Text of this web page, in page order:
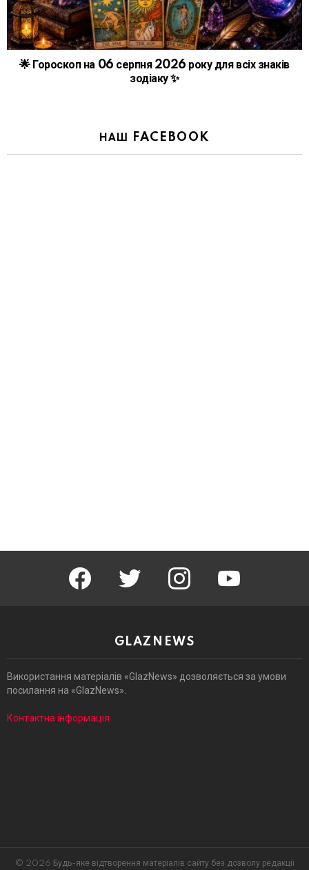
🌟 Гороскоп на 06 серпня 2026 року для всіх знаків
зодіаку ✨
НАШ FACEBOOK
facebook twitter instagram youtube
GLAZNEWS
Використання матеріалів «GlazNews» дозволяється за умови
посилання на «GlazNews».
Контактна інформація
© 2026 Будь-яке відтворення матеріалів сайту без дозволу редакції